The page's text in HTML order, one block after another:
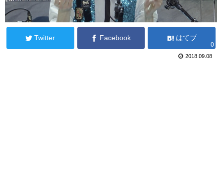
Twitter Facebook はてブ
0
2018.09.08